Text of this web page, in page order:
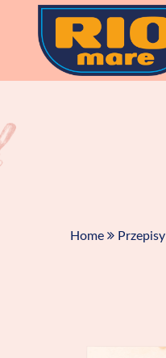
content
Home Przepisy